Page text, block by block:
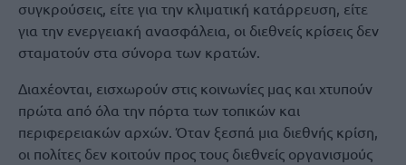
συγκρούσεις, είτε για την κλιματική κατάρρευση, είτε
για την ενεργειακή ανασφάλεια, οι διεθνείς κρίσεις δεν
σταματούν στα σύνορα των κρατών.
Διαχέονται, εισχωρούν στις κοινωνίες μας και χτυπούν
πρώτα από όλα την πόρτα των τοπικών και
περιφερειακών αρχών. ​Όταν ξεσπά μια διεθνής κρίση,
οι πολίτες δεν κοιτούν προς τους διεθνείς οργανισμούς